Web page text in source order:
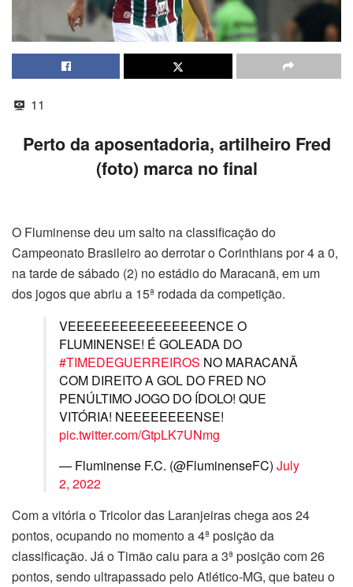
11
Perto da aposentadoria, artilheiro Fred
(foto) marca no final
O Fluminense deu um salto na classificação do
Campeonato Brasileiro ao derrotar o Corinthians por 4 a 0,
na tarde de sábado (2) no estádio do Maracanã, em um
dos jogos que abriu a 15ª rodada da competição.
VEEEEEEEEEEEEEEEENCE O
FLUMINENSE! É GOLEADA DO
#TIMEDEGUERREIROS NO MARACANÃ
COM DIREITO A GOL DO FRED NO
PENÚLTIMO JOGO DO ÍDOLO! QUE
VITÓRIA! NEEEEEEEENSE!
pic.twitter.com/GtpLK7UNmg
— Fluminense F.C. (@FluminenseFC) July
2, 2022
Com a vitória o Tricolor das Laranjeiras chega aos 24
pontos, ocupando no momento a 4ª posição da
classificação. Já o Timão caiu para a 3ª posição com 26
pontos, sendo ultrapassado pelo Atlético-MG, que bateu o